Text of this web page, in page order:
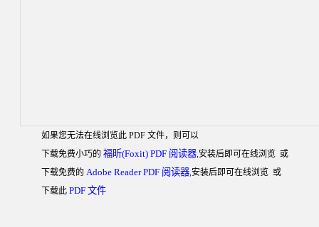
如果您无法在线浏览此 PDF 文件，则可以
下载免费小巧的 福昕(Foxit) PDF 阅读器,安装后即可在线浏览 或
下载免费的 Adobe Reader PDF 阅读器,安装后即可在线浏览 或
下载此 PDF 文件